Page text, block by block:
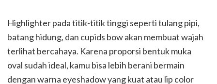
Highlighter pada titik-titik tinggi seperti tulang pipi,
batang hidung, dan cupids bow akan membuat wajah
terlihat bercahaya. Karena proporsi bentuk muka
oval sudah ideal, kamu bisa lebih berani bermain
dengan warna eyeshadow yang kuat atau lip color